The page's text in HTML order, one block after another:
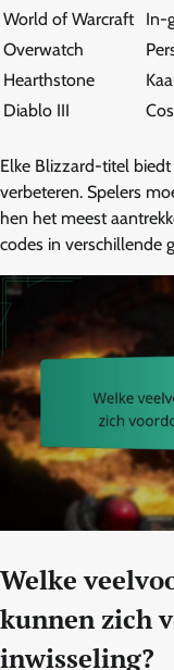
World of Warcraft
In-
Overwatch
Hearthstone
Diablo III
Elke Blizzard-titel
verbeteren. Spelers
hen het meest
codes in verschillende
Welke
kunnen zich
inwisseling?